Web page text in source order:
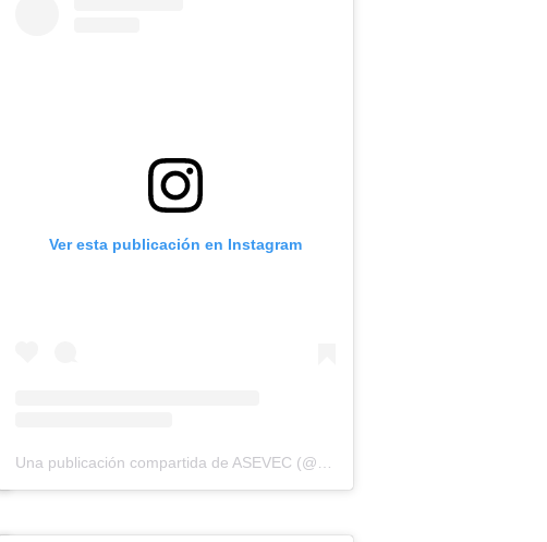
Ver esta publicación en Instagram